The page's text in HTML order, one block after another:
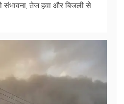
संभावना, तेज हवा और बिजली से